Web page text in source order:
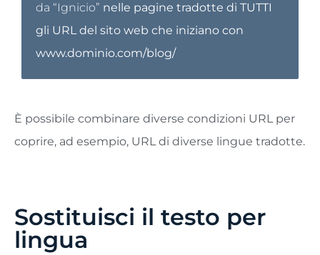
da “Ignicio” nelle pagine tradotte di TUTTI
gli URL del sito web che iniziano con
www.dominio.com/blog/
È possibile combinare diverse condizioni URL per
coprire, ad esempio, URL di diverse lingue tradotte.
Sostituisci il testo per
lingua